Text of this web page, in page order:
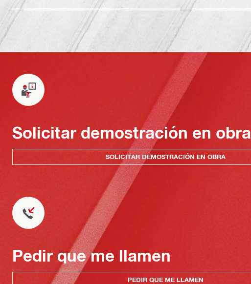
Solicitar demostración en obra
SOLICITAR DEMOSTRACIÓN EN OBRA
Pedir que me llamen
PEDIR QUE ME LLAMEN